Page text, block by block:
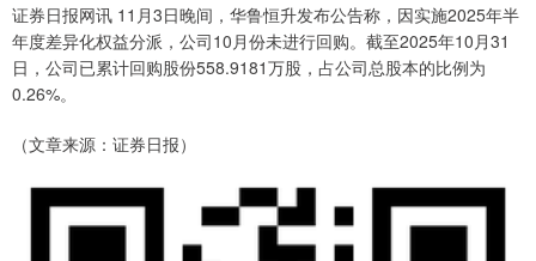
证券日报网讯 11月3日晚间，华鲁恒升发布公告称，因实施2025年半
年度差异化权益分派，公司10月份未进行回购。截至2025年10月31
日，公司已累计回购股份558.9181万股，占公司总股本的比例为
0.26%。
（文章来源：证券日报）